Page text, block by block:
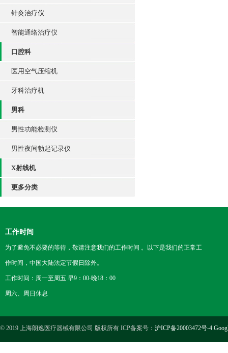
针灸治疗仪
智能通络治疗仪
口腔科
医用空气压缩机
牙科治疗机
男科
男性功能检测仪
男性夜间勃起记录仪
X射线机
更多分类
工作时间
为了避免不必要的等待，敬请注意我们的工作时间 。以下是我们的正常工
作时间，中国大陆法定节假日除外。
工作时间：周一至周五 早9：00-晚18：00
周六、周日休息
© 2019 上海朗逸医疗器械有限公司 版权所有 ICP备案号： 沪ICP备20003472号-4